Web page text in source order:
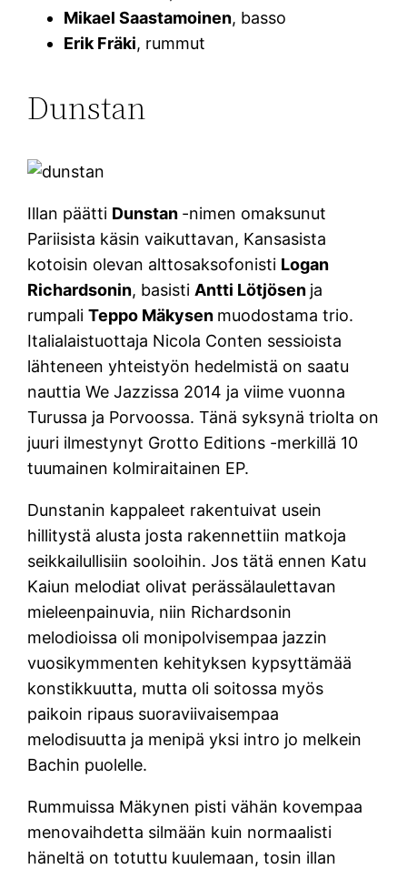
Mikael Saastamoinen, basso
Erik Fräki, rummut
Dunstan
Illan päätti Dunstan -nimen omaksunut
Pariisista käsin vaikuttavan, Kansasista
kotoisin olevan alttosaksofonisti Logan
Richardsonin, basisti Antti Lötjösen ja
rumpaliTeppo Mäkysen muodostama trio.
Italialaistuottaja Nicola Conten sessioista
lähteneen yhteistyön hedelmistä on saatu
nauttia We Jazzissa 2014 ja viime vuonna
Turussa ja Porvoossa. Tänä syksynä triolta on
juuri ilmestynyt Grotto Editions -merkillä 10
tuumainen kolmiraitainen EP.
Dunstanin kappaleet rakentuivat usein
hillitystä alusta josta rakennettiin matkoja
seikkailullisiin sooloihin. Jos tätä ennen Katu
Kaiun melodiat olivat perässälaulettavan
mieleenpainuvia, niin Richardsonin
melodioissa oli monipolvisempaa jazzin
vuosikymmenten kehityksen kypsyttämää
konstikkuutta, mutta oli soitossa myös
paikoin ripaus suoraviivaisempaa
melodisuutta ja menipä yksi intro jo melkein
Bachin puolelle.
Rummuissa Mäkynen pisti vähän kovempaa
menovaihdetta silmään kuin normaalisti
häneltä on totuttu kuulemaan, tosin illan